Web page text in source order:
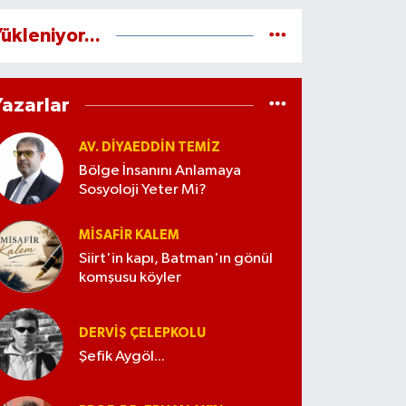
AV. DIYAEDDIN TEMIZ
Bölge İnsanını Anlamaya
Sosyoloji Yeter Mi?
MISAFIR KALEM
Siirt'in kapı, Batman'ın gönül
komşusu köyler
DERVIŞ ÇELEPKOLU
Şefik Aygöl...